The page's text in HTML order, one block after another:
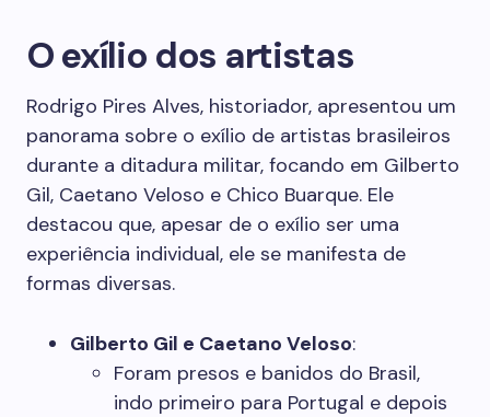
O exílio dos artistas
Rodrigo Pires Alves, historiador, apresentou um
panorama sobre o exílio de artistas brasileiros
durante a ditadura militar, focando em Gilberto
Gil, Caetano Veloso e Chico Buarque. Ele
destacou que, apesar de o exílio ser uma
experiência individual, ele se manifesta de
formas diversas.
Gilberto Gil e Caetano Veloso:
Foram presos e banidos do Brasil,
indo primeiro para Portugal e depois